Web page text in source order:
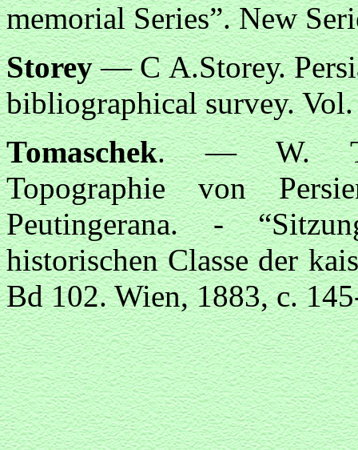
memorial Series”. New
Storey— С A.Storeу.
bibliographical survey.
Тоmasсhek. — W.
Topographiе von
Peutingerana. -
historischen Classe der
Bd 102. Wien, 1883, c.